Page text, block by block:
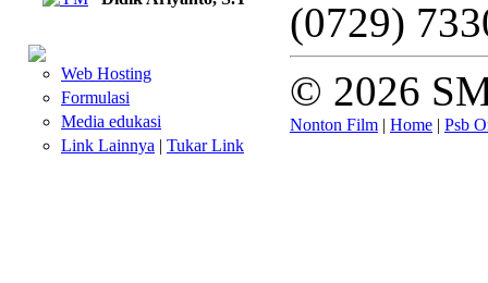
Web Hosting
Formulasi
Media edukasi
Link Lainnya | Tukar Link
(0729)
© 2026
Nonton Film | Home | Psb